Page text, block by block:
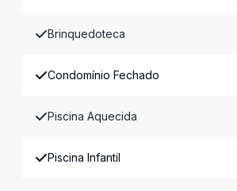
Brinquedoteca
Condomínio Fechado
Piscina Aquecida
Piscina Infantil